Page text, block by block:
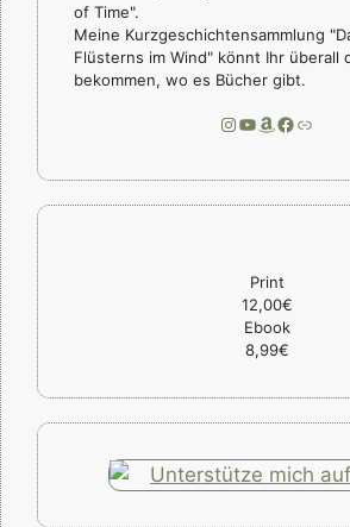
of Time".
Meine Kurzgeschichtensammlung
Flüsterns im Wind" könnt Ihr überall
bekommen, wo es Bücher gibt.
Instagram
YouTube
Amazon
Link
Print
12,00€
Ebook
8,99€